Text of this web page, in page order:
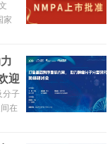
家
真
真
迎
分子
在